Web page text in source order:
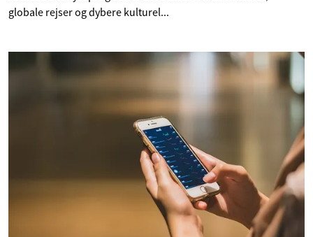
globale rejser og dybere kulturel...